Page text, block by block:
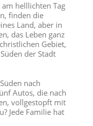
helllichten Tag
finden die
Land, aber in
das Leben ganz
Gebiet,
der Stadt
nach
Autos, die nach
vollgestopft mit
Jede Familie hat